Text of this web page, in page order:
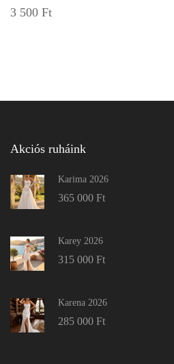
3 500 Ft
Akciós ruháink
Karima 2026
365 000 Ft
Karey 2026
315 000 Ft
Karena 2026
285 000 Ft